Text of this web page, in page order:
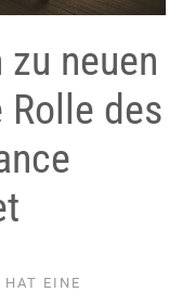
neuen
des
HAT EINE